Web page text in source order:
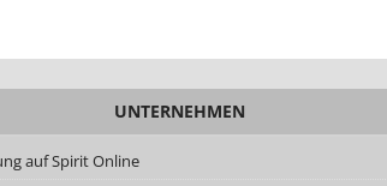
UNTERNEHMEN
auf Spirit Online